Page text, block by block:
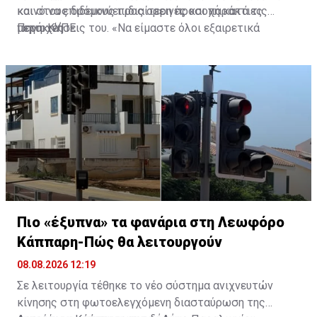
και στους δρόμους προς ορεινές και παράκτιες
περιοχές.
κοινό να επιδεικνύει ιδιαίτερη προσοχή κατά τις
μετακινήσεις του. «Να είμαστε όλοι εξαιρετικά
και να θυμόμαστε ότι κάθε επιλογή μας στον δρόμο
μπορεί να επηρεάσει ανθρώπινες ζωές», είπε.
Πηγή: ΚΥΠΕ
Πιο «έξυπνα» τα φανάρια στη Λεωφόρο
Κάππαρη-Πώς θα λειτουργούν
08.08.2026 12:19
Σε λειτουργία τέθηκε το νέο σύστημα ανιχνευτών
κίνησης στη φωτοελεγχόμενη διασταύρωση της